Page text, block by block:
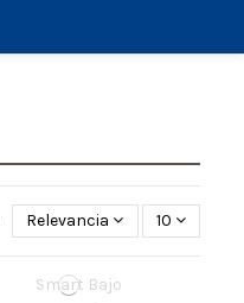
Relevancia 10